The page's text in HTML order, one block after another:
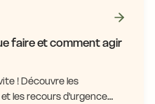
faire et comment agir
! Découvre les
les recours d'urgence